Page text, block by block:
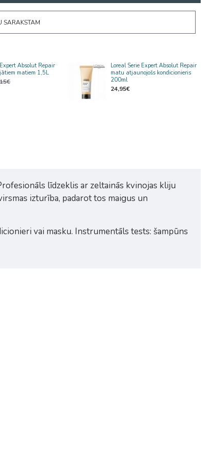
SARAKSTAM
Absolut Repair
matiem 1,5L
Loreal Serie Expert Absolut Repair
matu atjaunojošs kondicionieris
200ml
24,95€
līdzeklis ar zeltainās kvinojas kliju
izturība, padarot tos maigus un
vai masku. Instrumentāls tests: šampūns